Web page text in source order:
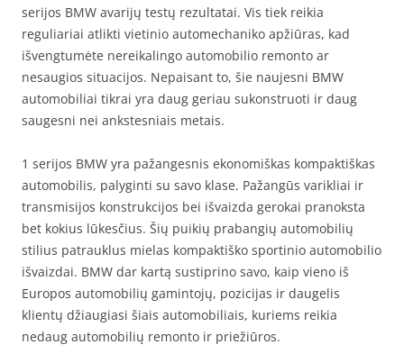
serijos BMW avarijų testų rezultatai. Vis tiek reikia
reguliariai atlikti vietinio automechaniko apžiūras, kad
išvengtumėte nereikalingo automobilio remonto ar
nesaugios situacijos. Nepaisant to, šie naujesni BMW
automobiliai tikrai yra daug geriau sukonstruoti ir daug
saugesni nei ankstesniais metais.
1 serijos BMW yra pažangesnis ekonomiškas kompaktiškas
automobilis, palyginti su savo klase. Pažangūs varikliai ir
transmisijos konstrukcijos bei išvaizda gerokai pranoksta
bet kokius lūkesčius. Šių puikių prabangių automobilių
stilius patrauklus mielas kompaktiško sportinio automobilio
išvaizdai. BMW dar kartą sustiprino savo, kaip vieno iš
Europos automobilių gamintojų, pozicijas ir daugelis
klientų džiaugiasi šiais automobiliais, kuriems reikia
nedaug automobilių remonto ir priežiūros.